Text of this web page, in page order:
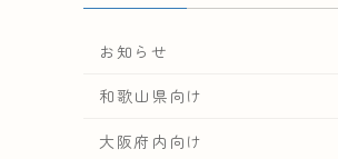
お知らせ
和歌山県向け
大阪府内向け